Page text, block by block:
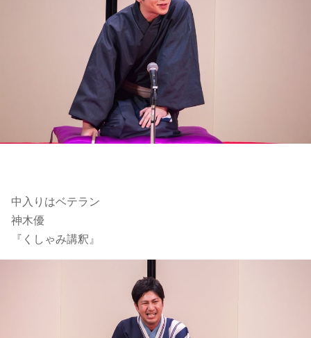
中入りはベテラン
神木優
『くしゃみ講釈』